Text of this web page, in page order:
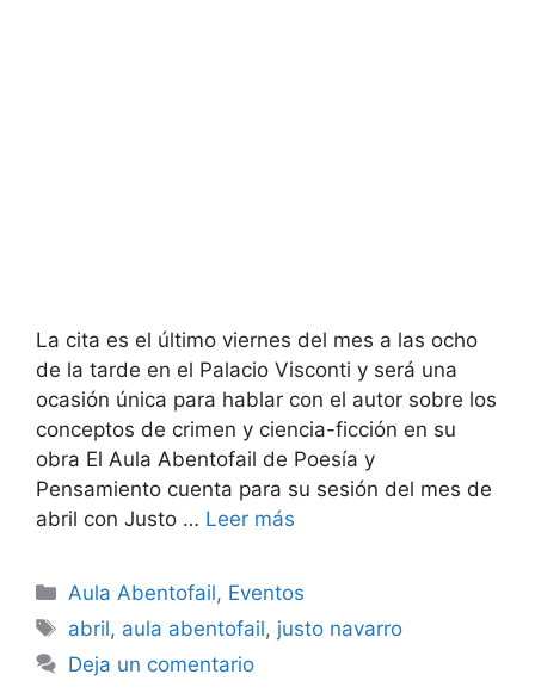
La cita es el último viernes del mes a las ocho
de la tarde en el Palacio Visconti y será una
ocasión única para hablar con el autor sobre los
conceptos de crimen y ciencia-ficción en su
obra El Aula Abentofail de Poesía y
Pensamiento cuenta para su sesión del mes de
abril con Justo … Leer más
Categorías
Aula Abentofail, Eventos
Etiquetas
abril, aula abentofail, justo navarro
Deja un comentario